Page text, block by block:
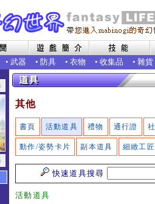
• 武器 • 防具 • 衣物 • 收集品 • 雜貨
其他
書頁 活動道具 禮物 通行證
動作/姿勢卡片 副本道具 細緻工
快速道具搜尋
活動道具